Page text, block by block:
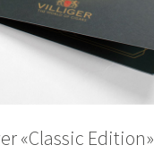
«Classic Edition»